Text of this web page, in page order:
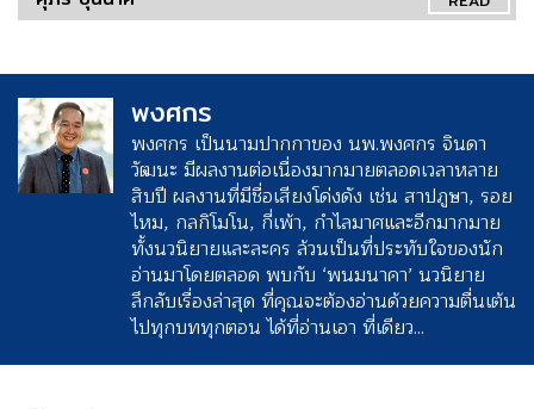
พงศกร
พงศกร เป็นนามปากกาของ นพ.พงศกร จินดา
วัฒนะ มีผลงานต่อเนื่องมากมายตลอดเวลาหลาย
สิบปี ผลงานที่มีชื่อเสียงโด่งดัง เช่น สาปภูษา, รอย
ไหม, กลกิโมโน, กี่เพ้า, กำไลมาศและอีกมากมาย
ทั้งนวนิยายและละคร ล้วนเป็นที่ประทับใจของนัก
อ่านมาโดยตลอด พบกับ ‘พนมนาคา’ นวนิยาย
ลึกลับเรื่องล่าสุด ที่คุณจะต้องอ่านด้วยความตื่นเต้น
ไปทุกบททุกตอน ได้ที่อ่านเอา ที่เดียว...